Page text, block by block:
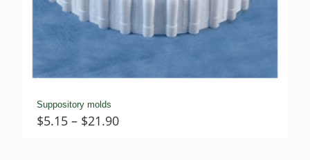
Suppository molds
$5.15 – $21.90Price